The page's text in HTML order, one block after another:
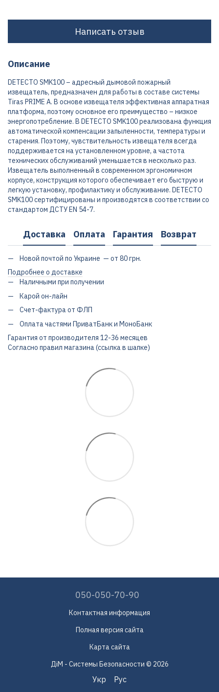
Написать отзыв
Описание
DETECTO SMK100 – адресный дымовой пожарный
извещатель, предназначен для работы в составе системы
Tiras PRIME A. В основе извещателя эффективная аппаратная
платформа, поэтому основное его преимущество – низкое
энергопотребление. В DETECTO SMK100 реализована функция
автоматической компенсации запыленности, температуры и
старения. Поэтому, чувствительность извещателя всегда
поддерживается на установленном уровне, а частота
технических обслуживаний уменьшается в несколько раз.
Извещатель выполненный в современном эргономичном
корпусе, конструкция которого обеспечивает его быструю и
легкую установку, профилактику и обслуживание. DETECTO
SMK100 сертифицированы и производятся в соответствии со
стандартом ДСТУ EN 54-7.
Доставка Оплата Гарантия Возврат
Новой почтой по Украине — от 80 грн.
Подробнее о доставке
Наличными при получении
Карой он-лайн
Счет-фактура от ФЛП
Оплата частями ПриватБанк и МоноБанк
Гарантия от производителя 12-36 месяцев
Согласно правил магазина (ссылка в шапке)
050-050-70-90
Контактная информация
Полная версия сайта
Карта сайта
ДіМ - Системы Безопасности © 2026
Укр Рус